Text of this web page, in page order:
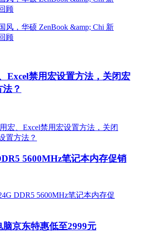
Excel禁用宏设置方法，关闭宏
？
5600MHz笔记本内存促销
京东特惠低至2999元